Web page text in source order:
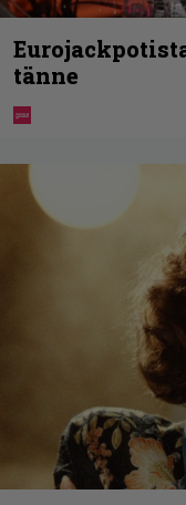
tänne